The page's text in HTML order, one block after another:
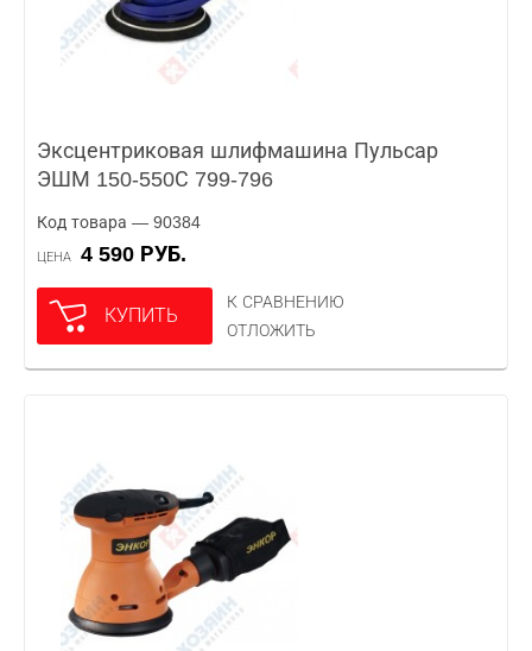
Эксцентриковая шлифмашина Пульсар
ЭШМ 150-550С 799-796
Код товара — 90384
ЦЕНА 4 590 РУБ.
КУПИТЬ
К СРАВНЕНИЮ
ОТЛОЖИТЬ